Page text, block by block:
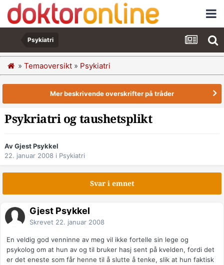
Psykiatri
» Temaoversikt » Psykiatri
Mer beskrivende overskrifter på tråder
Psykriatri og taushetsplikt
Av Gjest Psykkel
22. januar 2008 i Psykiatri
Svar i emnet
Gjest Psykkel
Skrevet 22. januar 2008
En veldig god venninne av meg vil ikke fortelle sin lege og
psykolog om at hun av og til bruker hasj sent på kvelden, fordi det
er det eneste som får henne til å slutte å tenke, slik at hun faktisk